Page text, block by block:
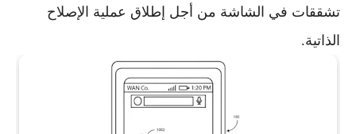
تشققات في الشاشة من أجل إطلاق عملية الإصلاح
الذاتية.